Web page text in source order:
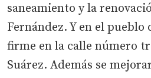
saneamiento y la
Fernández. Y en el
firme en la calle número
Suárez. Además se